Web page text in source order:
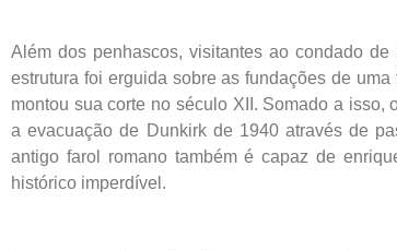
Além dos penhascos, visitantes ao condado
estrutura foi erguida sobre as fundações de
montou sua corte no século XII. Somado a
a evacuação de Dunkirk de 1940 através de
antigo farol romano também é capaz de
histórico imperdível.